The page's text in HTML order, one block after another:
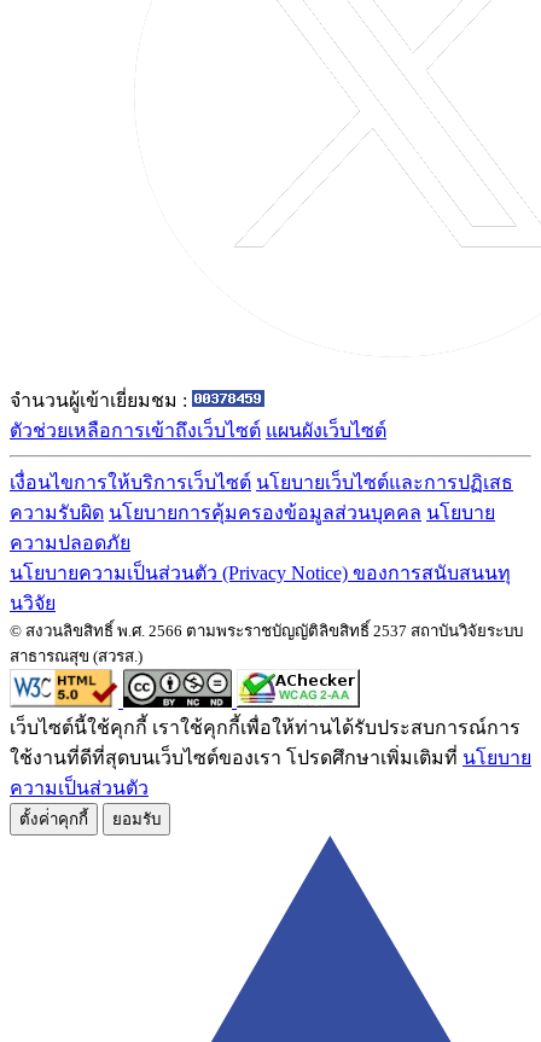
จำนวนผู้เข้าเยี่ยมชม :
ตัวช่วยเหลือการเข้าถึงเว็บไซต์ แผนผังเว็บไซต์
เงื่อนไขการให้บริการเว็บไซต์ นโยบายเว็บไซต์และการปฏิเสธ
ความรับผิด นโยบายการคุ้มครองข้อมูลส่วนบุคคล นโยบาย
ความปลอดภัย
นโยบายความเป็นส่วนตัว (Privacy Notice) ของการสนับสนนทุ
นวิจัย
© สงวนลิขสิทธิ์ พ.ศ. 2566 ตามพระราชบัญญัติลิขสิทธิ์ 2537 สถาบันวิจัยระบบ
สาธารณสุข (สวรส.)
เว็บไซต์นี้ใช้คุกกี้ เราใช้คุกกี้เพื่อให้ท่านได้รับประสบการณ์การ
ใช้งานที่ดีที่สุดบนเว็บไซต์ของเรา โปรดศึกษาเพิ่มเติมที่ นโยบาย
ความเป็นส่วนตัว
ตั้งค่่าคุกกี้ ยอมรับ